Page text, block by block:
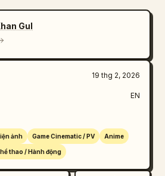
Gul
19 thg 2, 2026
EN
ảnh Game Cinematic / PV Anime
thao / Hành động